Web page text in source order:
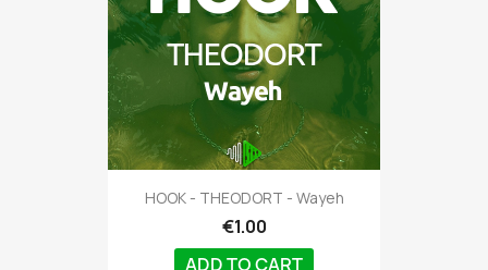
HOOK - THEODORT - Wayeh
€1.00
ADD TO CART